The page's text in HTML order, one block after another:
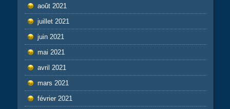
août 2021
juillet 2021
juin 2021
mai 2021
avril 2021
mars 2021
février 2021